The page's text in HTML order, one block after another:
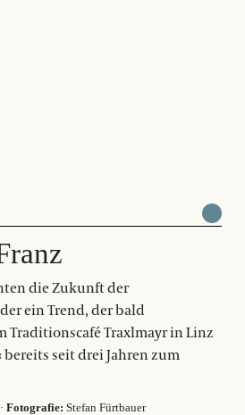
die Zukunft der
ein Trend, der bald
Traditionscafé Traxlmayr in Linz
bereits seit drei Jahren zum
· Fotografie: Stefan Fürtbauer